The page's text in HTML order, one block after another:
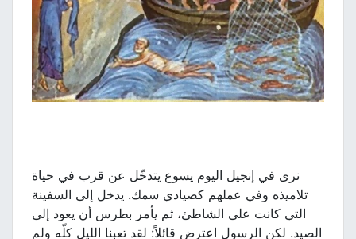
نرى في إنجيل اليوم يسوع يتدخّل عن قرب في حياة
تلاميذه وفي عملهم كصيادي سمك. يدخل إلى السفينة
التي كانت على الشاطئ، ثم يأمر بطرس أن يعود إلى
الصيد. لكن الرسول اعترض قائلاً: لقد تعبنا الليل كلّه ولم